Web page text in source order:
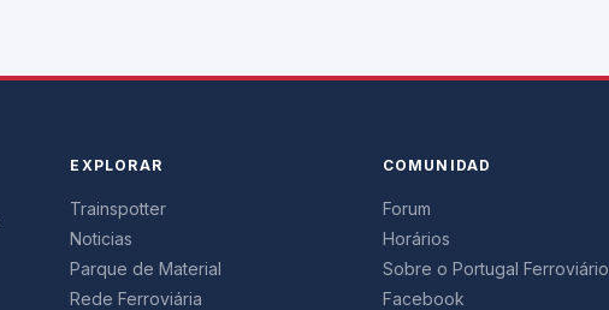
EXPLORAR
Trainspotter
Noticias
Parque de Material
Rede Ferroviária
COMUNIDAD
Forum
Horários
Sobre o Portugal Ferroviário
Facebook